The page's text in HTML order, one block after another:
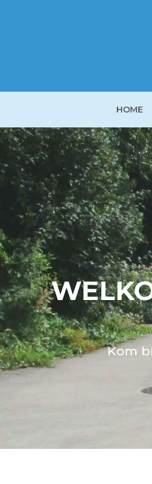
HOME
Kom